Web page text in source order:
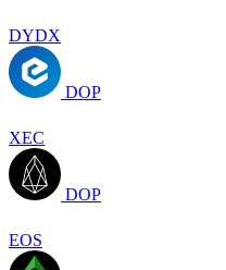
DYDX
DOP
XEC
DOP
EOS